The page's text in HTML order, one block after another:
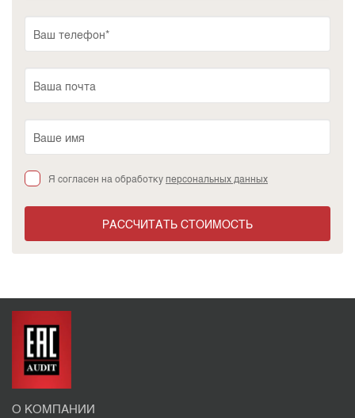
Я согласен на обработкуперсональных данных
РАССЧИТАТЬ СТОИМОСТЬ
О КОМПАНИИ